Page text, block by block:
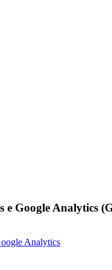
e Google Analytics
Analytics